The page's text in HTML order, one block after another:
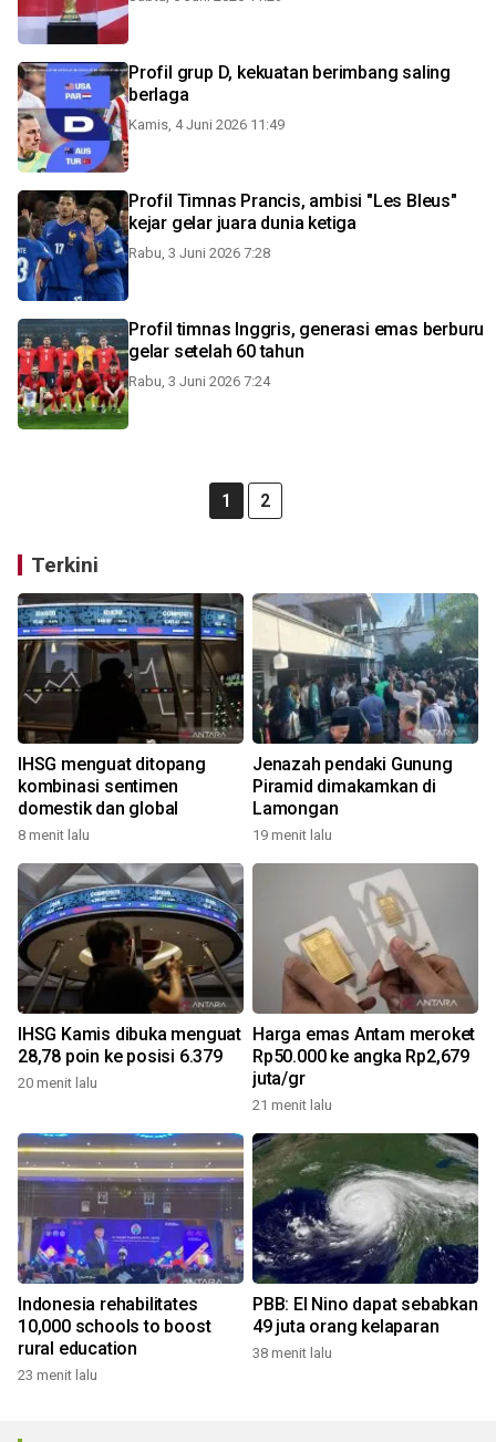
Profil grup D, kekuatan berimbang saling
berlaga
Kamis, 4 Juni 2026 11:49
Profil Timnas Prancis, ambisi "Les Bleus"
kejar gelar juara dunia ketiga
Rabu, 3 Juni 2026 7:28
Profil timnas Inggris, generasi emas berburu
gelar setelah 60 tahun
Rabu, 3 Juni 2026 7:24
1 2
Terkini
IHSG menguat ditopang
kombinasi sentimen
domestik dan global
8 menit lalu
Jenazah pendaki Gunung
Piramid dimakamkan di
Lamongan
19 menit lalu
IHSG Kamis dibuka menguat
28,78 poin ke posisi 6.379
20 menit lalu
Harga emas Antam meroket
Rp50.000 ke angka Rp2,679
juta/gr
21 menit lalu
Indonesia rehabilitates
10,000 schools to boost
rural education
23 menit lalu
PBB: El Nino dapat sebabkan
49 juta orang kelaparan
38 menit lalu